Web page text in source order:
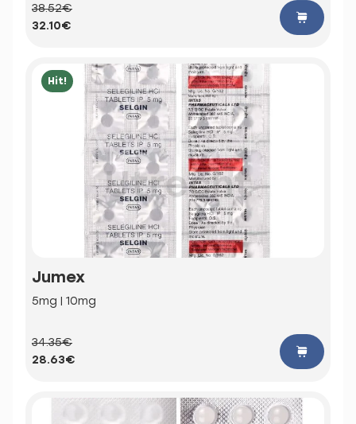
38.52€
32.10€
Hit!
Jumex
5mg | 10mg
34.35€
28.63€